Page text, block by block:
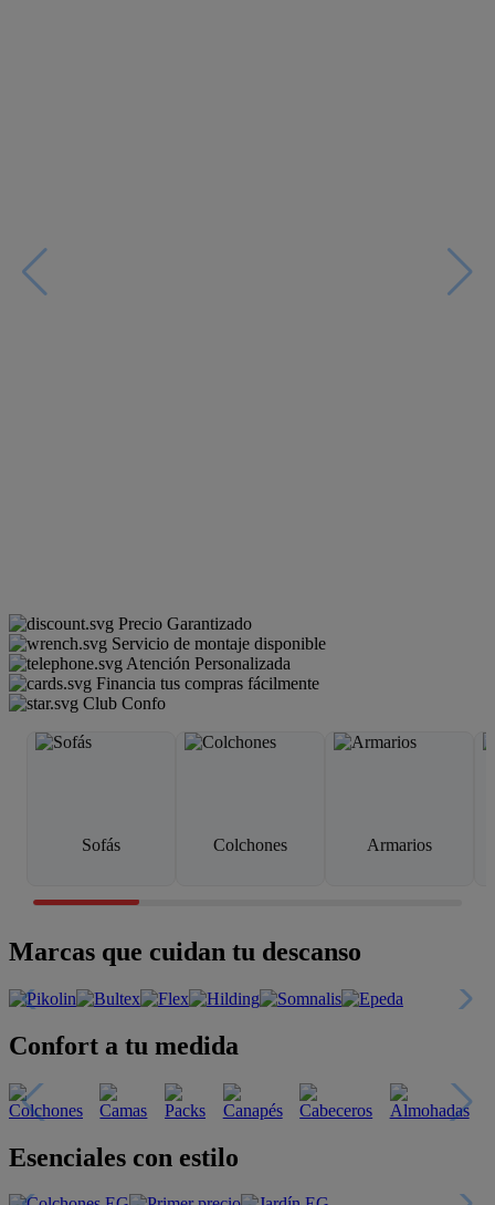
Precio Garantizado
Servicio de montaje disponible
Atención Personalizada
Financia tus compras fácilmente
Club Confo
Sofás Colchones Armarios
Marcas que cuidan tu descanso
Confort a tu medida
Esenciales con estilo